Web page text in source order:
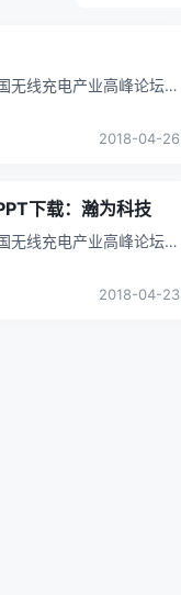
线充电产业高峰论坛】
2018-04-26
下载：瀚为科技
线充电产业高峰论坛】
2018-04-23